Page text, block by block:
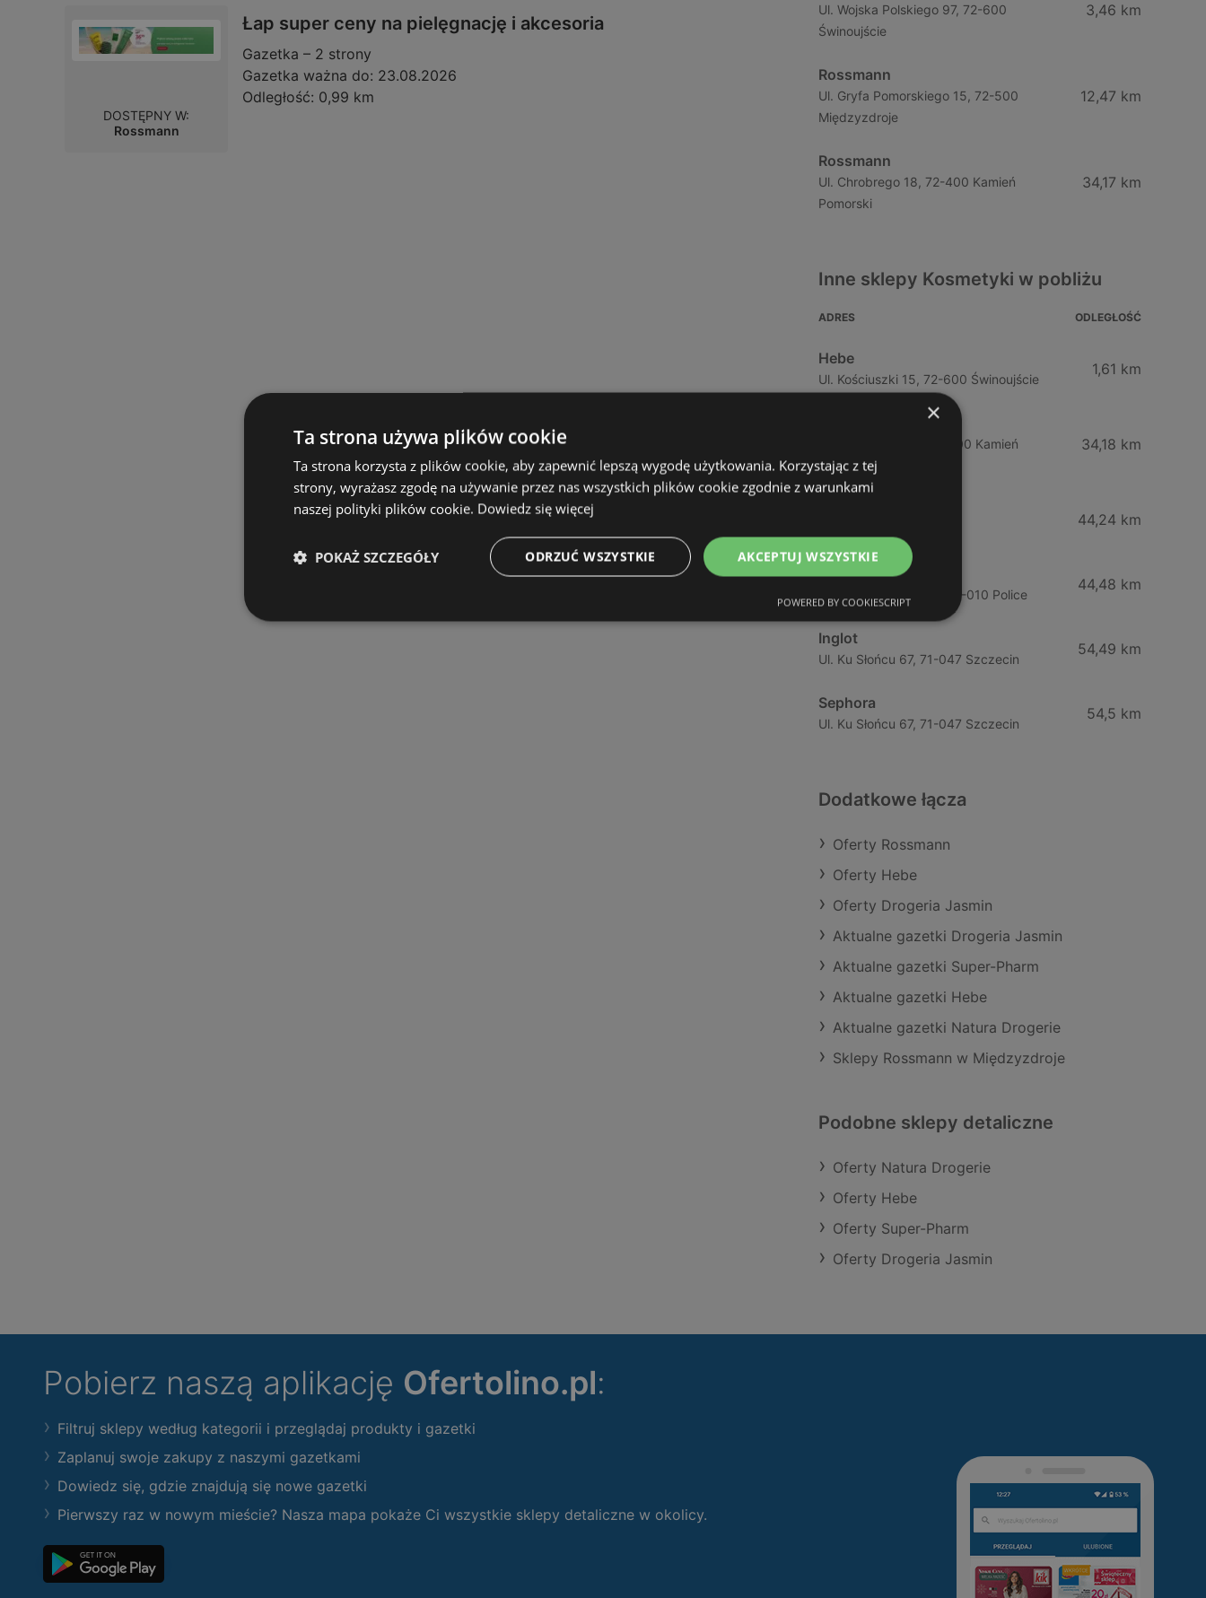
Łap super ceny na pielęgnację i akcesoria
Gazetka – 2 strony
Gazetka ważna do: 23.08.2026
Odległość: 0,99 km
DOSTĘPNY W:
Rossmann
Ul. Wojska Polskiego 97, 72-600
Świnoujście
3,46 km
Rossmann
Ul. Gryfa Pomorskiego 15, 72-500
Międzyzdroje
12,47 km
Rossmann
Ul. Chrobrego 18, 72-400 Kamień
Pomorski
34,17 km
Inne sklepy Kosmetyki w pobliżu
ADRES ODLEGŁOŚĆ
Hebe
Ul. Kościuszki 15, 72-600 Świnoujście
1,61 km
Drogeria Jasmin
Ul. Mickiewicza 4, 72-400 Kamień
Pomorski
34,18 km
44,24 km
Jawa Drogerie
Ul. Piłsudskiego 12/2, 72-010 Police
44,48 km
Inglot
Ul. Ku Słońcu 67, 71-047 Szczecin
54,49 km
Sephora
Ul. Ku Słońcu 67, 71-047 Szczecin
54,5 km
Dodatkowe łącza
Oferty Rossmann
Oferty Hebe
Oferty Drogeria Jasmin
Aktualne gazetki Drogeria Jasmin
Aktualne gazetki Super-Pharm
Aktualne gazetki Hebe
Aktualne gazetki Natura Drogerie
Sklepy Rossmann w Międzyzdroje
Podobne sklepy detaliczne
Oferty Natura Drogerie
Oferty Hebe
Oferty Super-Pharm
Oferty Drogeria Jasmin
Pobierz naszą aplikację Ofertolino.pl:
Filtruj sklepy według kategorii i przeglądaj produkty i gazetki
Zaplanuj swoje zakupy z naszymi gazetkami
Dowiedz się, gdzie znajdują się nowe gazetki
Pierwszy raz w nowym mieście? Nasza mapa pokaże Ci wszystkie sklepy detaliczne w okolicy.
×
Ta strona używa plików cookie
Ta strona korzysta z plików cookie, aby zapewnić lepszą wygodę użytkowania. Korzystając z tej
strony, wyrażasz zgodę na używanie przez nas wszystkich plików cookie zgodnie z warunkami
naszej polityki plików cookie. Dowiedz się więcej
AKCEPTUJ WSZYSTKIE
ODRZUĆ WSZYSTKIE
POKAŻ SZCZEGÓŁY
POWERED BY COOKIESCRIPT